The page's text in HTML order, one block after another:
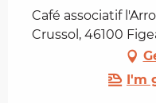
Café associatif
Crussol, 46100
I'm